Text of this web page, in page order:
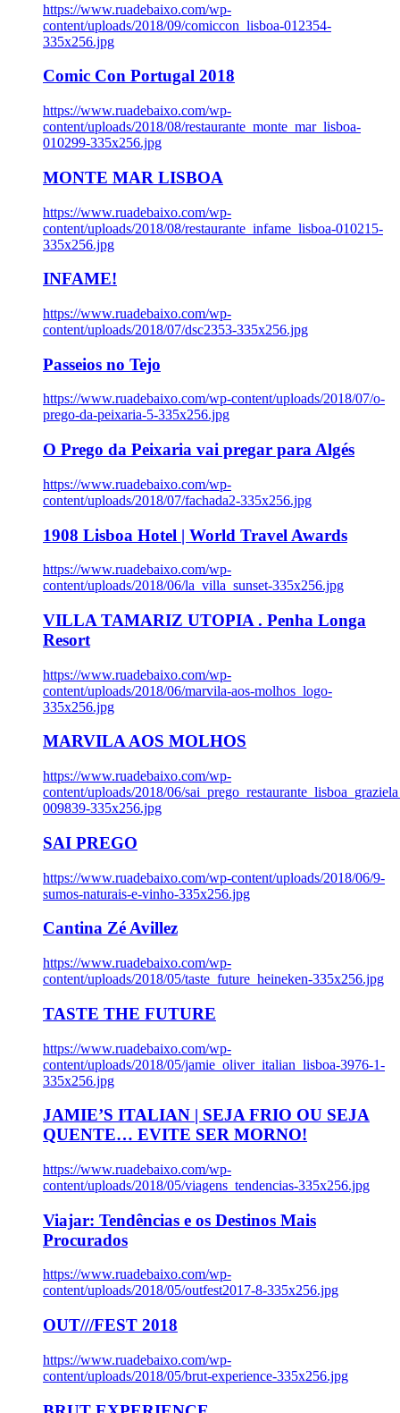
https://www.ruadebaixo.com/wp-
content/uploads/2018/09/comiccon_lisboa-012354-
335x256.jpg
Comic Con Portugal 2018
https://www.ruadebaixo.com/wp-
content/uploads/2018/08/restaurante_monte_mar_lisboa-
010299-335x256.jpg
MONTE MAR LISBOA
https://www.ruadebaixo.com/wp-
content/uploads/2018/08/restaurante_infame_lisboa-010215-
335x256.jpg
INFAME!
https://www.ruadebaixo.com/wp-
content/uploads/2018/07/dsc2353-335x256.jpg
Passeios no Tejo
https://www.ruadebaixo.com/wp-content/uploads/2018/07/o-
prego-da-peixaria-5-335x256.jpg
O Prego da Peixaria vai pregar para Algés
https://www.ruadebaixo.com/wp-
content/uploads/2018/07/fachada2-335x256.jpg
1908 Lisboa Hotel | World Travel Awards
https://www.ruadebaixo.com/wp-
content/uploads/2018/06/la_villa_sunset-335x256.jpg
VILLA TAMARIZ UTOPIA . Penha Longa
Resort
https://www.ruadebaixo.com/wp-
content/uploads/2018/06/marvila-aos-molhos_logo-
335x256.jpg
MARVILA AOS MOLHOS
https://www.ruadebaixo.com/wp-
content/uploads/2018/06/
009839-335x256.jpg
SAI PREGO
https://www.ruadebaixo.com/wp-content/uploads/2018/06/9-
sumos-naturais-e-vinho-335x256.jpg
Cantina Zé Avillez
https://www.ruadebaixo.com/wp-
content/uploads/2018/05/taste_future_heineken-335x256.jpg
TASTE THE FUTURE
https://www.ruadebaixo.com/wp-
content/uploads/2018/05/jamie_oliver_italian_lisboa-3976-1-
335x256.jpg
JAMIE’S ITALIAN | SEJA FRIO OU SEJA
QUENTE… EVITE SER MORNO!
https://www.ruadebaixo.com/wp-
content/uploads/2018/05/viagens_tendencias-335x256.jpg
Viajar: Tendências e os Destinos Mais
Procurados
https://www.ruadebaixo.com/wp-
content/uploads/2018/05/outfest2017-8-335x256.jpg
OUT///FEST 2018
https://www.ruadebaixo.com/wp-
content/uploads/2018/05/brut-experience-335x256.jpg